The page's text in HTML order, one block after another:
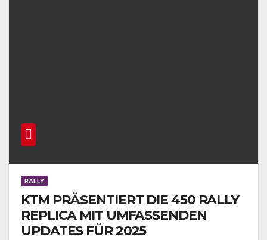
RALLY
KTM PRÄSENTIERT DIE 450 RALLY
REPLICA MIT UMFASSENDEN
UPDATES FÜR 2025